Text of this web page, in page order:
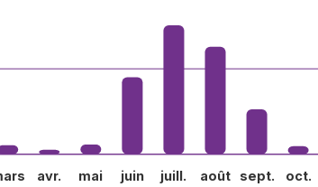
avr. mai juin juill. août sept. oct.